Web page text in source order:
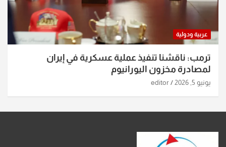
عربية ودولية
ترمب: ناقشنا تنفيذ عملية عسكرية في إيران
لمصادرة مخزون اليورانيوم
يونيو 5, 2026 editor